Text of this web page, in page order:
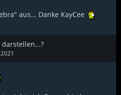
aus... Danke KayCee